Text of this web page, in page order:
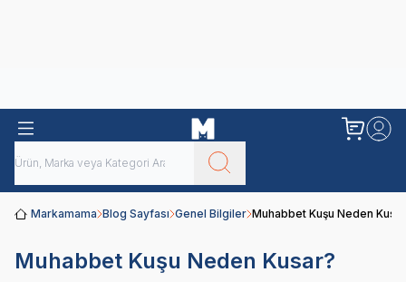
Markamama Blog Sayfası Genel Bilgiler Muhabbet Kuşu Neden
Muhabbet Kuşu Neden Kusar?